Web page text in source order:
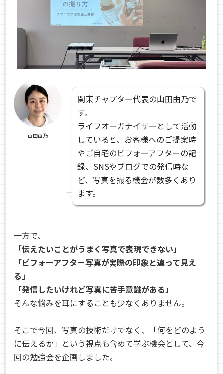
山田由乃
関東チャプター代表の山田由乃で
す。
ライフオーガナイザーとして活動
していると、お客様へのご提案時
やご自宅のビフォーアフターの記
録、SNSやブログでの発信時な
ど、写真を撮る機会が数多くあり
ます。
一方で、
「伝えたいことがうまく写真で表現できない」
「ビフォーアフター写真が実際の印象と違って見え
る」
「発信したいけれど写真に苦手意識がある」
そんな悩みを耳にすることも少なくありません。
そこで今回、写真の技術だけでなく、「何をどのよう
に伝えるか」という視点も含めて学ぶ機会として、今
回の勉強会を企画しました。